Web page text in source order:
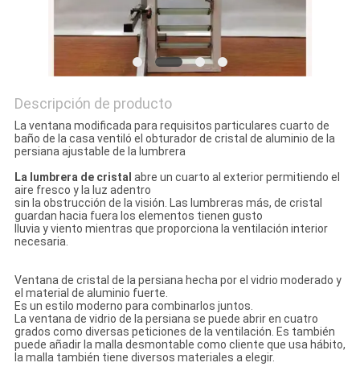
Descripción de producto
La ventana modificada para requisitos particulares cuarto de
baño de la casa ventiló el obturador de cristal de aluminio de la
persiana ajustable de la lumbrera
La lumbrera de cristal abre un cuarto al exterior permitiendo el
aire fresco y la luz adentro
sin la obstrucción de la visión. Las lumbreras más, de cristal
guardan hacia fuera los elementos tienen gusto
lluvia y viento mientras que proporciona la ventilación interior
necesaria.
Ventana de cristal de la persiana hecha por el vidrio moderado y
el material de aluminio fuerte.
Es un estilo moderno para combinarlos juntos.
La ventana de vidrio de la persiana se puede abrir en cuatro
grados como diversas peticiones de la ventilación. Es también
puede añadir la malla desmontable como cliente que usa hábito,
la malla también tiene diversos materiales a elegir.